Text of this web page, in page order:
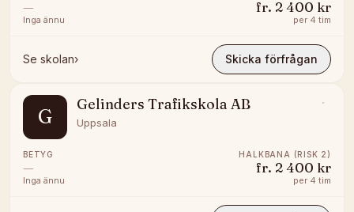
—
Inga ännu
fr. 2 400 kr
per 4 tim
Se skolan› Skicka förfrågan
G
Gelinders Trafikskola AB
Uppsala
BETYG
—
Inga ännu
HALKBANA (RISK 2)
fr. 2 400 kr
per 4 tim